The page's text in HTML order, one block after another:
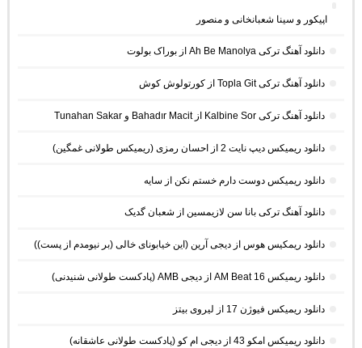
اپیکور و سینا شعبانخانی و منصور
دانلود آهنگ ترکی Ah Be Manolya از بوراک بولوت
دانلود آهنگ ترکی Topla Git از کورتولوش کوش
دانلود آهنگ ترکی Kalbine Sor از Bahadır Macit و Tunahan Sakar
دانلود ریمیکس دیپ نایت 2 از احسان رمزی (ریمیکس طولانی غمگین)
دانلود ریمیکس دوست دارم خستم نکن از سایه
دانلود آهنگ ترکی بانا سن لازیمسین از شعبان گدیک
دانلود ریمکیس هوس از دیجی آرین (این خیابونای خالی (بر نیومدم از پست))
دانلود ریمیکس AM Beat 16 از دیجی AMB (پادکست طولانی شنیدنی)
دانلود ریمیکس فیوژن 17 از لیروی بیتز
دانلود ریمیکس امکو 43 از دیجی ام کو (پادکست طولانی عاشقانه)